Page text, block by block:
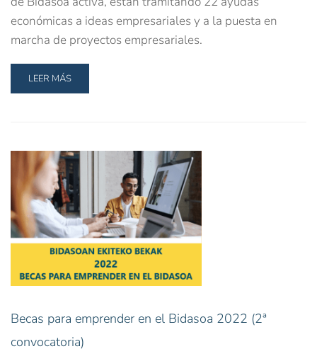
económicas a ideas empresariales y a la puesta en
marcha de proyectos empresariales.
LEER MÁS
Becas para emprender en el Bidasoa 2022 (2ª
convocatoria)